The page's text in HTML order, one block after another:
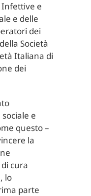
Infettive e
e delle
dei
Società
Italiana di
dei
e
questo –
la
cura
lo
parte